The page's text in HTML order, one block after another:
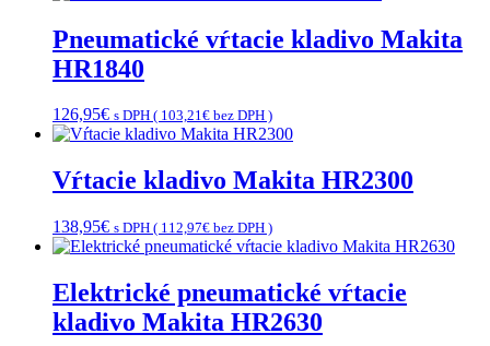
Pneumatické vŕtacie kladivo Makita
HR1840
126,95€ s DPH ( 103,21€ bez DPH )
Vŕtacie kladivo Makita HR2300
138,95€ s DPH ( 112,97€ bez DPH )
Elektrické pneumatické vŕtacie
kladivo Makita HR2630